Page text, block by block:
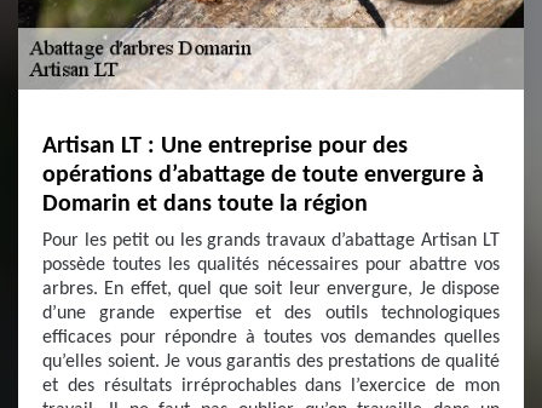
Artisan LT : Une entreprise pour des
opérations d’abattage de toute envergure à
Domarin et dans toute la région
Pour les petit ou les grands travaux d’abattage Artisan LT
possède toutes les qualités nécessaires pour abattre vos
arbres. En effet, quel que soit leur envergure, Je dispose
d’une grande expertise et des outils technologiques
efficaces pour répondre à toutes vos demandes quelles
qu’elles soient. Je vous garantis des prestations de qualité
et des résultats irréprochables dans l’exercice de mon